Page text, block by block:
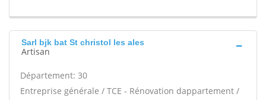
Sarl bjk bat St christol les ales
Artisan
Département: 30
Entreprise générale / TCE - Rénovation dappartement /